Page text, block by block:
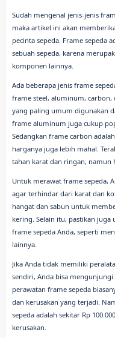
Sudah mengenal jenis-jenis
maka artikel ini akan
pecinta sepeda. Frame sepeda
sebuah sepeda, karena
komponen lainnya.
Ada beberapa jenis frame
frame steel, aluminum, carbon,
yang paling umum digunakan
frame aluminum juga cukup
Sedangkan frame carbon
harganya juga lebih mahal.
tahan karat dan ringan, namun
Untuk merawat frame sepeda,
agar terhindar dari karat dan
hangat dan sabun untuk
kering. Selain itu, pastikan
frame sepeda Anda, seperti
lainnya.
Jika Anda tidak memiliki
sendiri, Anda bisa
perawatan frame sepeda
dan kerusakan yang terjadi.
sepeda adalah sekitar Rp
kerusakan.